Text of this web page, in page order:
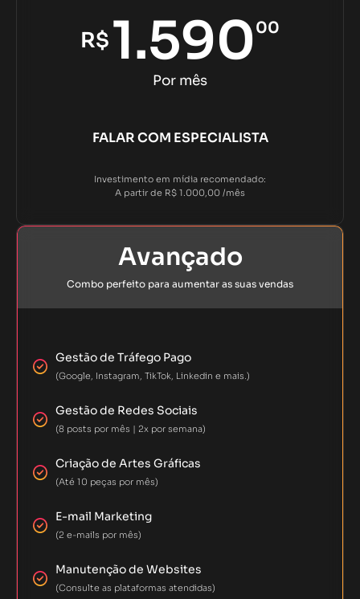
R$1.59000
Por mês
FALAR COM ESPECIALISTA
Investimento em mídia recomendado:
A partir de R$ 1.000,00 /mês
Avançado
Combo perfeito para aumentar as suas vendas
Gestão de Tráfego Pago
(Google, Instagram, TikTok, Linkedin e mais.)
Gestão de Redes Sociais
(8 posts por mês | 2x por semana)
Criação de Artes Gráficas
(Até 10 peças por mês)
E-mail Marketing
(2 e-mails por mês)
Manutenção de Websites
(Consulte as plataformas atendidas)